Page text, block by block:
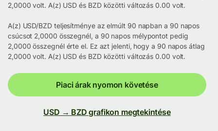
2,0000 volt. A(z) USD és BZD közötti változás 0.00 volt.
A(z) USD/BZD teljesítménye az elmúlt 90 napban a 90 napos
csúcsot 2,0000 összegnél, a 90 napos mélypontot pedig
2,0000 összegnél érte el. Ez azt jelenti, hogy a 90 napos átlag
2,0000 volt. A(z) USD és BZD közötti változás 0.00 volt.
Piaci árak nyomon követése
USD → BZD grafikon megtekintése